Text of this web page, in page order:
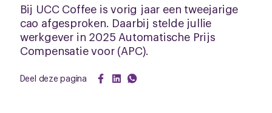
Bij UCC Coffee is vorig jaar een tweejarige
cao afgesproken. Daarbij stelde jullie
werkgever in 2025 Automatische Prijs
Compensatie voor (APC).
Deel deze pagina